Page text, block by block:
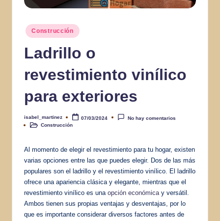
Publicado
en
Construcción
Ladrillo o
revestimiento vinílico
para exteriores
Publicado
por
isabel_martinez 07/03/2024
No hay comentarios
PublicadoConstrucción
Al momento de elegir el revestimiento para tu hogar, existen
varias opciones entre las que puedes elegir. Dos de las más
populares son el ladrillo y el revestimiento vinílico. El ladrillo
ofrece una apariencia clásica y elegante, mientras que el
revestimiento vinílico es una opción económicay versátil.
Ambos tienen sus propias ventajas y desventajas, por lo
que es importante considerar diversos factores antes de